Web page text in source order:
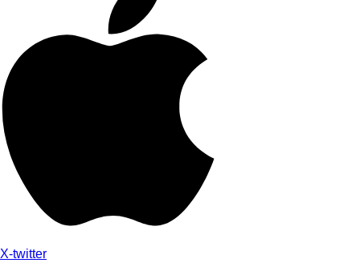
X-twitter